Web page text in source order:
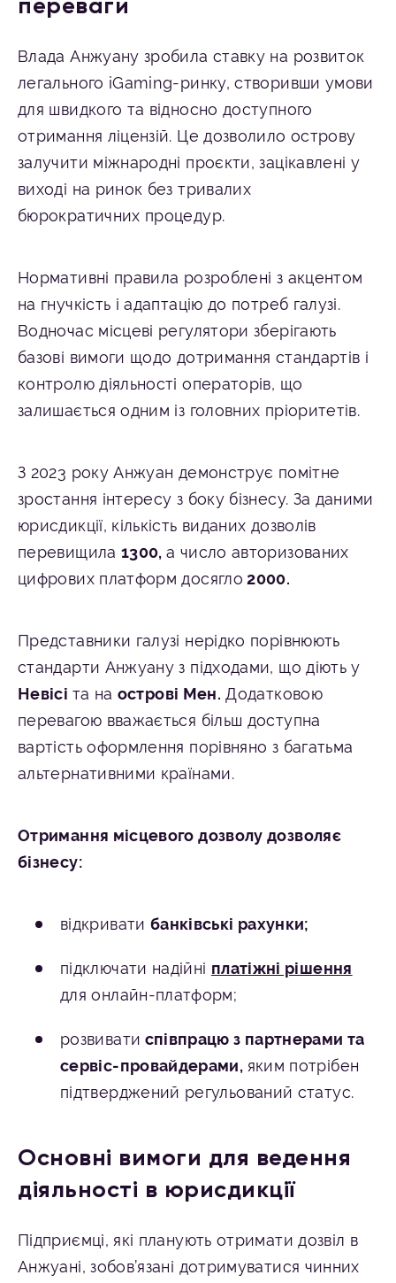
Влада Анжуану зробила ставку на розвиток
легального iGaming-ринку, створивши умови
для швидкого та відносно доступного
отримання ліцензій. Це дозволило острову
залучити міжнародні проєкти, зацікавлені у
виході на ринок без тривалих
бюрократичних процедур.
Нормативні правила розроблені з акцентом
на гнучкість і адаптацію до потреб галузі.
Водночас місцеві регулятори зберігають
базові вимоги щодо дотримання стандартів і
контролю діяльності операторів, що
залишається одним із головних пріоритетів.
З 2023 року Анжуан демонструє помітне
зростання інтересу з боку бізнесу. За даними
юрисдикції, кількість виданих дозволів
перевищила 1300,а число авторизованих
цифрових платформ досягло 2000.
Представники галузі нерідко порівнюють
стандарти Анжуану з підходами, що діють у
Невісі та на острові Мен. Додатковою
перевагою вважається більш доступна
вартість оформлення порівняно з багатьма
альтернативними країнами.
Отримання місцевого дозволу дозволяє
бізнесу:
відкривати банківські рахунки;
підключати надійні платіжні рішення
для онлайн-платформ;
розвивати співпрацю з партнерами та
сервіс-провайдерами, яким потрібен
підтверджений регульований статус.
Основні вимоги для ведення
діяльності в юрисдикції
Підприємці, які планують отримати дозвіл в
Анжуані, зобов’язані дотримуватися чинних